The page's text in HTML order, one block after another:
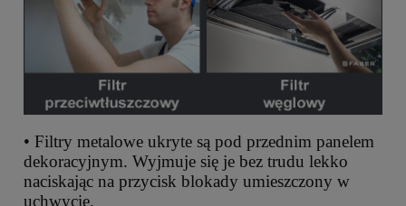
• Filtry metalowe ukryte są pod przednim panelem
dekoracyjnym. Wyjmuje się je bez trudu lekko
naciskając na przycisk blokady umieszczony w
uchwycie.